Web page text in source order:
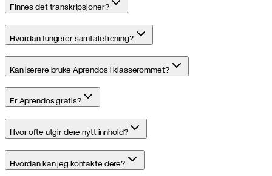
Finnes det transkripsjoner?
Hvordan fungerer samtaletrening?
Kan lærere bruke Aprendos i klasserommet?
Er Aprendos gratis?
Hvor ofte utgir dere nytt innhold?
Hvordan kan jeg kontakte dere?